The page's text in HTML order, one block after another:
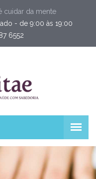
cuidar da mente
- de 9:00 às 19:00
6552